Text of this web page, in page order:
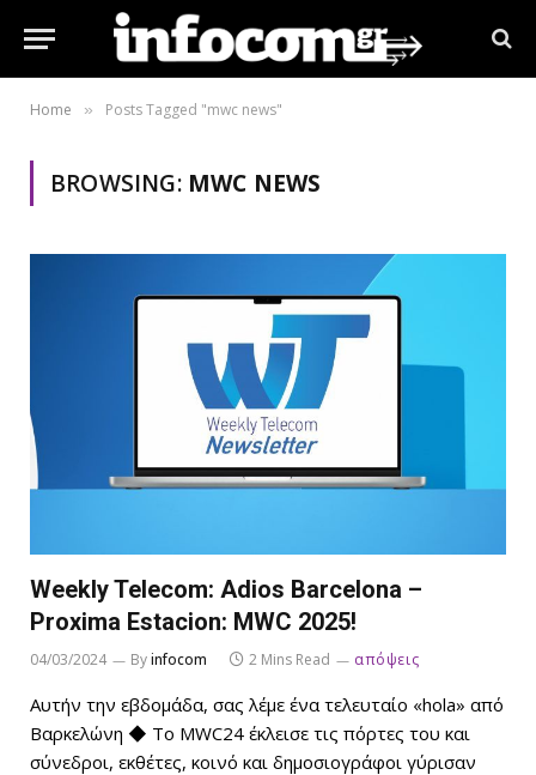
Home » Posts Tagged "mwc news"
BROWSING: MWC NEWS
Weekly Telecom: Adios Barcelona –
Proxima Estacion: ΜWC 2025!
04/03/2024 Byinfocom 2 Mins Read απόψεις
Αυτήν την εβδομάδα, σας λέμε ένα τελευταίο «hola» από
Βαρκελώνη ◆ Το MWC24 έκλεισε τις πόρτες του και
σύνεδροι, εκθέτες, κοινό και δημοσιογράφοι γύρισαν